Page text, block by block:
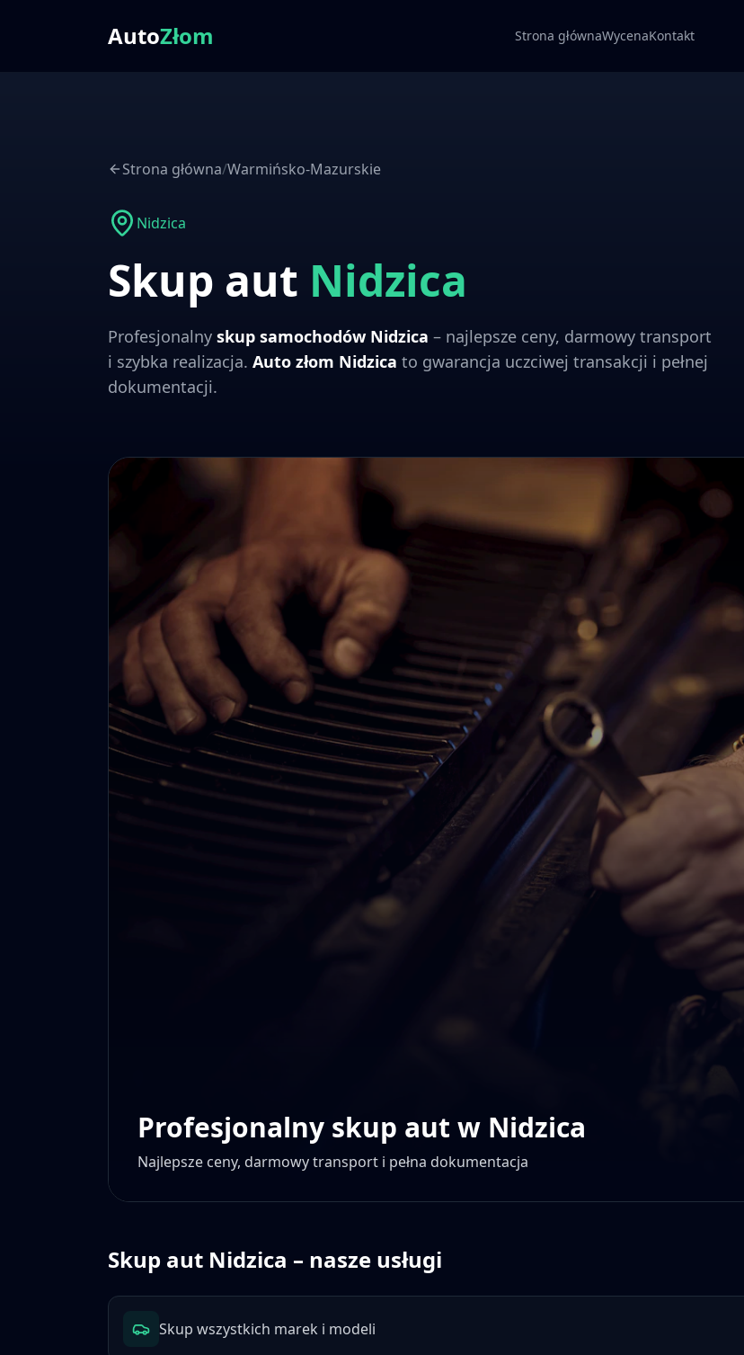
AutoZłom Strona głównaWycenaKontakt
Strona główna/Warmińsko-Mazurskie
Nidzica
Skup aut Nidzica
Profesjonalny skup samochodów Nidzica – najlepsze ceny, darmowy transport
i szybka realizacja. Auto złom Nidzica to gwarancja uczciwej transakcji i pełnej
dokumentacji.
Profesjonalny skup aut w Nidzica
Najlepsze ceny, darmowy transport i pełna dokumentacja
Skup aut Nidzica – nasze usługi
Skup wszystkich marek i modeli